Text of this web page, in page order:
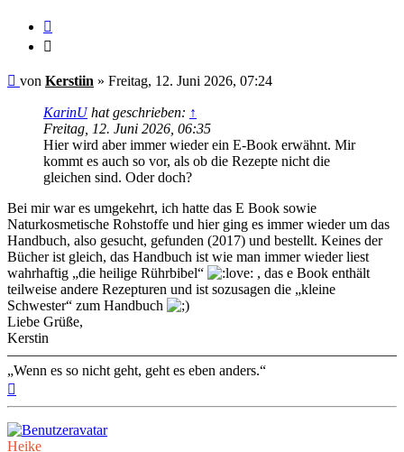
Ungelesener
von Kerstiin » Freitag, 12. Juni 2026, 07:24
KarinUhat geschrieben: ↑
Freitag, 12. Juni 2026, 06:35
Hier wird aber immer wieder ein E-Book erwähnt. Mir
kommt es auch so vor, als ob die Rezepte nicht die
gleichen sind. Oder doch?
Bei mir war es umgekehrt, ich hatte das E Book sowie
Naturkosmetische Rohstoffe und hier ging es immer wieder um das
Handbuch, also gesucht, gefunden (2017) und bestellt. Keines der
Bücher ist gleich, das Handbuch ist wie man immer wieder liest
wahrhaftig „die heilige Rührbibel“
, das e Book enthält
teilweise andere Rezepturen und ist sozusagen die „kleine
Schwester“ zum Handbuch
Liebe Grüße,
Kerstin
———————————————————————————
„Wenn es so nicht geht, geht es eben anders.“
Heike